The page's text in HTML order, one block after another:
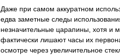
Даже при самом аккуратном
едва заметные следы
незначительные царапины, хотя и
фактически лишают часы их
осмотре через увеличительное